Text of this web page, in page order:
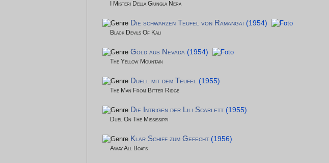
I Misteri Della Giungla Nera
Die schwarzen Teufel von Ramangai (1954)
Black Devils Of Kali
Gold aus Nevada (1954)
The Yellow Mountain
Duell mit dem Teufel (1955)
The Man From Bitter Ridge
Die Intrigen der Lili Scarlett (1955)
Duel On The Mississippi
Klar Schiff zum Gefecht (1956)
Away All Boats